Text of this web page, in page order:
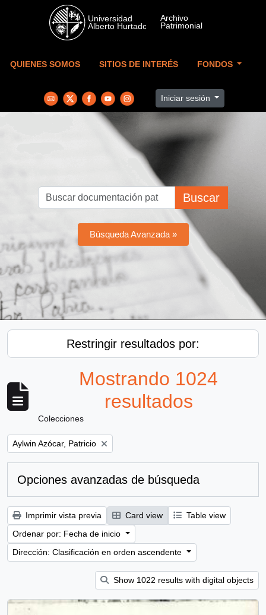
Skip to main content
QUIENES SOMOS SITIOS DE INTERÉS FONDOS
Iniciar sesión
Buscar
Búsqueda Avanzada »
Restringir resultados por:
Mostrando 1024
resultados
Colecciones
Remove filter:
Aylwin Azócar, Patricio
Opciones avanzadas de búsqueda
Imprimir vista previa Card view
Table view
Ordenar por: Fecha de inicio
Dirección: Clasificación en orden ascendente
Show 1022 results with digital objects